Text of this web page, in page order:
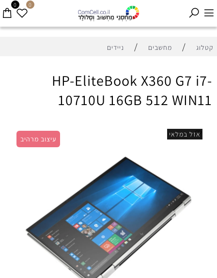
0 0
קטלוג / מחשבים / ניידים
HP-EliteBook X360 G7 i7-
10710U 16GB 512 WIN11
עיצוב מרהיב
אזל במלאי